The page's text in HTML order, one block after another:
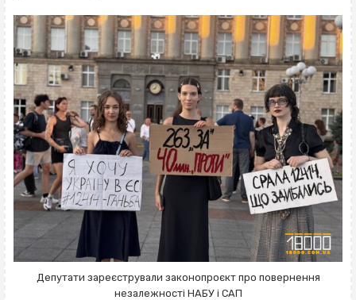
Депутати зареєстрували законопроєкт про повернення
незалежності НАБУ і САП